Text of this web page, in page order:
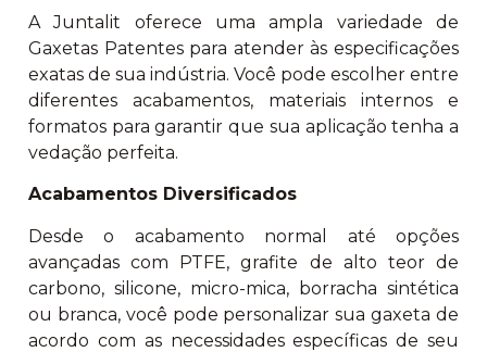
A Juntalit oferece uma ampla variedade de
Gaxetas Patentes para atender às especificações
exatas de sua indústria. Você pode escolher entre
diferentes acabamentos, materiais internos e
formatos para garantir que sua aplicação tenha a
vedação perfeita.
Acabamentos Diversificados
Desde o acabamento normal até opções
avançadas com PTFE, grafite de alto teor de
carbono, silicone, micro-mica, borracha sintética
ou branca, você pode personalizar sua gaxeta de
acordo com as necessidades específicas de seu